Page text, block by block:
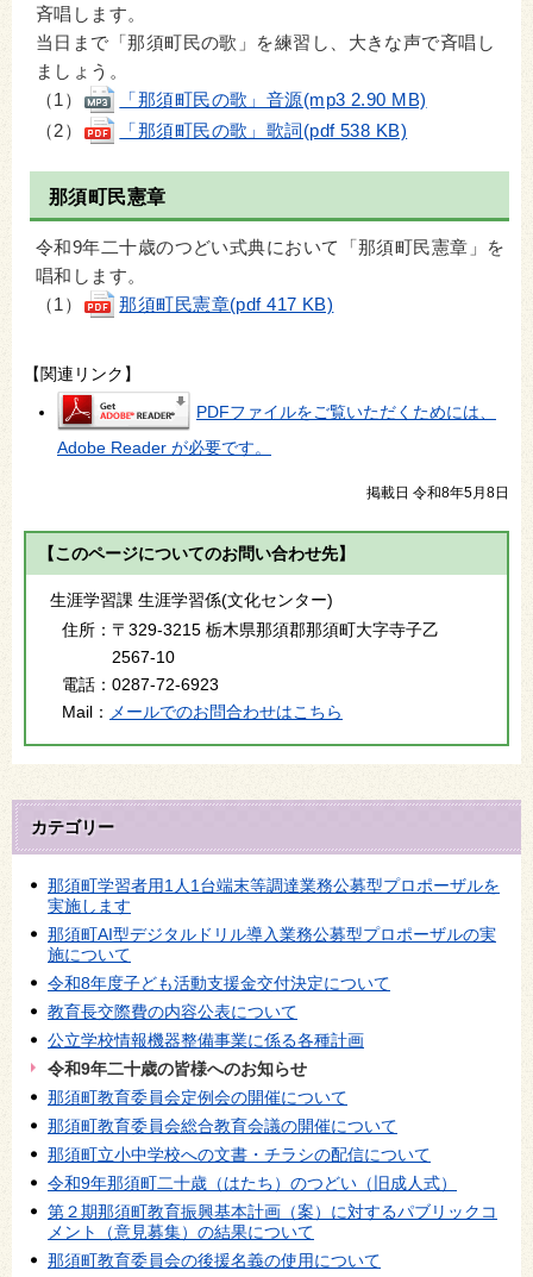
斉唱します。
当日まで「那須町民の歌」を練習し、大きな声で斉唱し
ましょう。
（1）
「那須町民の歌」音源(mp3 2.90 MB)
（2）
「那須町民の歌」歌詞(pdf 538 KB)
那須町民憲章
令和9年二十歳のつどい式典において「那須町民憲章」を
唱和します。
（1）
那須町民憲章(pdf 417 KB)
【関連リンク】
PDFファイルをご覧いただくためには、
Adobe Reader が必要です。
掲載日 令和8年5月8日
【このページについてのお問い合わせ先】
生涯学習課 生涯学習係(文化センター)
住所： 〒329-3215 栃木県那須郡那須町大字寺子乙
2567-10
電話： 0287-72-6923
Mail：
メールでのお問合わせはこちら
カテゴリー
那須町学習者用1人1台端末等調達業務公募型プロポーザルを
実施します
那須町AI型デジタルドリル導入業務公募型プロポーザルの実
施について
令和8年度子ども活動支援金交付決定について
教育長交際費の内容公表について
公立学校情報機器整備事業に係る各種計画
令和9年二十歳の皆様へのお知らせ
那須町教育委員会定例会の開催について
那須町教育委員会総合教育会議の開催について
那須町立小中学校への文書・チラシの配信について
令和9年那須町二十歳（はたち）のつどい（旧成人式）
第２期那須町教育振興基本計画（案）に対するパブリックコ
メント（意見募集）の結果について
那須町教育委員会の後援名義の使用について